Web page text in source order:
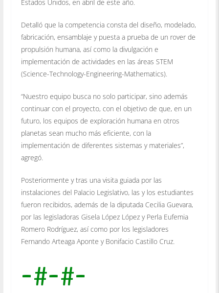
Estados Unidos, en abril de este año.
Detalló que la competencia consta del diseño, modelado,
fabricación, ensamblaje y puesta a prueba de un rover de
propulsión humana, así como la divulgación e
implementación de actividades en las áreas STEM
(Science-Technology-Engineering-Mathematics).
“Nuestro equipo busca no solo participar, sino además
continuar con el proyecto, con el objetivo de que, en un
futuro, los equipos de exploración humana en otros
planetas sean mucho más eficiente, con la
implementación de diferentes sistemas y materiales”,
agregó.
Posteriormente y tras una visita guiada por las
instalaciones del Palacio Legislativo, las y los estudiantes
fueron recibidos, además de la diputada Cecilia Guevara,
por las legisladoras Gisela López López y Perla Eufemia
Romero Rodríguez, así como por los legisladores
Fernando Arteaga Aponte y Bonifacio Castillo Cruz.
-#-#-